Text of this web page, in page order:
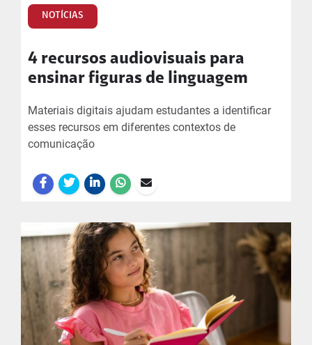
NOTÍCIAS
4 recursos audiovisuais para
ensinar figuras de linguagem
Materiais digitais ajudam estudantes a identificar
esses recursos em diferentes contextos de
comunicação